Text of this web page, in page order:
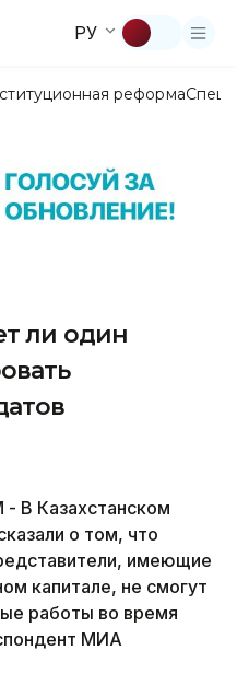
РУ
реформа
ли один
Казахстанском
о том, что
имеющие
капитале, не смогут
работы во время
МИА